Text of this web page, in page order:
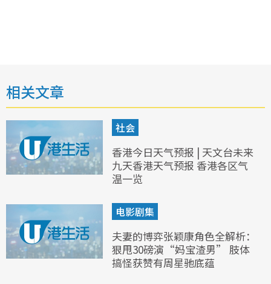
相关文章
社会
香港今日天气预报 | 天文台未来
九天香港天气预报 香港各区气
温一览
电影剧集
夫妻的博弈张颖康角色全解析：
狠甩30磅演“妈宝渣男” 肢体
搞怪获赞有周星驰底蕴